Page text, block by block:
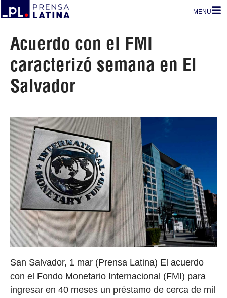
MENU
Acuerdo con el FMI
caracterizó semana en El
Salvador
San Salvador, 1 mar (Prensa Latina) El acuerdo
con el Fondo Monetario Internacional (FMI) para
ingresar en 40 meses un préstamo de cerca de mil